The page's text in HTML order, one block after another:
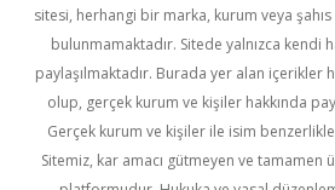
sitesi, herhangi bir marka, kurum veya
bulunmamaktadır. Sitede yalnızca kendi
paylaşılmaktadır. Burada yer alan içerikler
olup, gerçek kurum ve kişiler hakkında
Gerçek kurum ve kişiler ile isim
Sitemiz, kar amacı gütmeyen ve tamamen